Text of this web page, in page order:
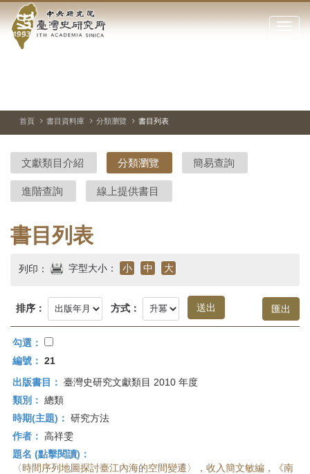
到中
央
院-
臺
灣
史
研
究
首
頁
點
閉
站
停、
圖
圖
結
首頁 書目資料庫 分類瀏覽 書目列表
文獻類目介紹 分類瀏覽 簡易查詢
進階查詢 線上提供書目
書目列表
列印： 字型大小： 小 中 大
排序： 方式：
勾選：
編號： 21
出版書目： 臺灣史研究文獻類目 2010 年度
類別： 總類
時期(主題)： 研究方法
作者： 高祥雯
題名 (點擊閱讀)：
〈時間序列地圖探討臺江內海的空間變遷〉，收入簡文敏編，《南